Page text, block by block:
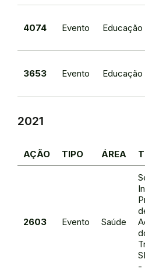
4074 Evento Educação
3653 Evento Educação
2021
AÇÃO TIPO ÁREA
2603 Evento Saúde
-